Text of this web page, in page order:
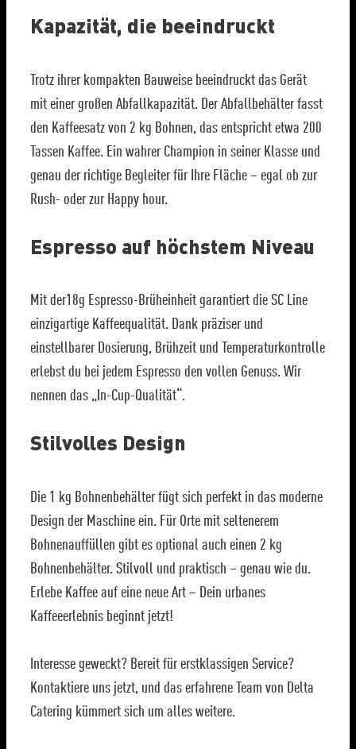
Kapazität, die beeindruckt
Trotz ihrer kompakten Bauweise beeindruckt das Gerät
mit einer großen Abfallkapazität. Der Abfallbehälter fasst
den Kaffeesatz von 2 kg Bohnen, das entspricht etwa 200
Tassen Kaffee. Ein wahrer Champion in seiner Klasse und
genau der richtige Begleiter für Ihre Fläche – egal ob zur
Rush- oder zur Happy hour.
Espresso auf höchstem Niveau
Mit der18g Espresso-Brüheinheit garantiert die SC Line
einzigartige Kaffeequalität. Dank präziser und
einstellbarer Dosierung, Brühzeit und Temperaturkontrolle
erlebst du bei jedem Espresso den vollen Genuss. Wir
nennen das „In-Cup-Qualität“.
Stilvolles Design
Die 1 kg Bohnenbehälter fügt sich perfekt in das moderne
Design der Maschine ein. Für Orte mit seltenerem
Bohnenauffüllen gibt es optional auch einen 2 kg
Bohnenbehälter. Stilvoll und praktisch – genau wie du.
Erlebe Kaffee auf eine neue Art – Dein urbanes
Kaffeeerlebnis beginnt jetzt!
Interesse geweckt? Bereit für erstklassigen Service?
Kontaktiere uns jetzt, und das erfahrene Team von Delta
Catering kümmert sich um alles weitere.